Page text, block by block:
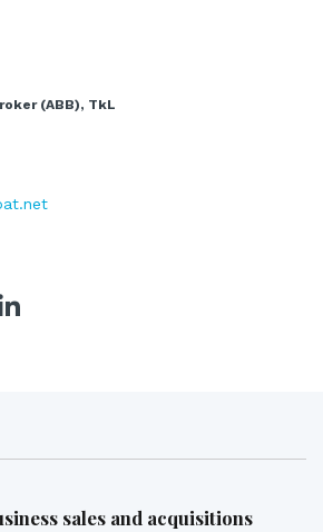
(ABB), TkL
sales and acquisitions